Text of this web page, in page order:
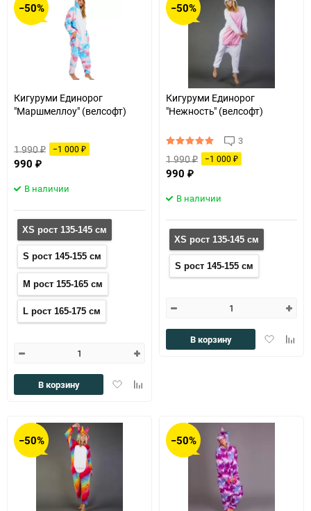
−50%
Кигуруми Единорог
"Маршмеллоу" (велсофт)
1 990₽ −1 000 ₽
990 ₽
В наличии
XS рост 135-145 см
S рост 145-155 см
M рост 155-165 см
L рост 165-175 см
ДобавитьДобавить
В корзину
−50%
Кигуруми Единорог
"Нежность" (велсофт)
3
1 990₽ −1 000 ₽
990 ₽
В наличии
XS рост 135-145 см
S рост 145-155 см
Добавить
В корзину
−50% −50%